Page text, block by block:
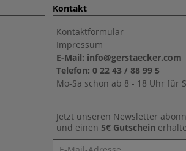
Kontakt
Kontaktformular
Impressum
E-Mail: info@gerstaecker.com
Telefon: 0 22 43 / 88 99 5
Mo-Sa schon ab 8 - 18 Uhr für
Jetzt unseren Newsletter
und einen 5€ Gutschein
Newsletter